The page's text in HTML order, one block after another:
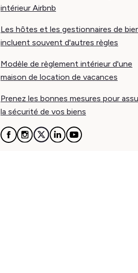
intérieur Airbnb
Les hôtes et les gestionnaires de
incluent souvent d'autres règles
Modèle de règlement intérieur d'une
maison de location de vacances
Prenez les bonnes mesures pour
la sécurité de vos biens